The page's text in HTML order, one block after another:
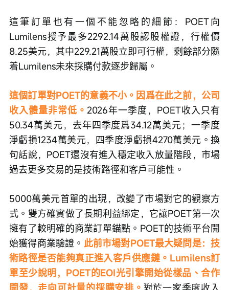
這筆訂單也有一個不能忽略的細節：POET向
Lumilens授予最多2292.14萬股認股權證，行權價
8.25美元，其中229.21萬股立即可行權，剩餘部分隨
着Lumilens未來採購付款逐步歸屬。
這個訂單對POET的意義不小。因爲在此之前，公司
收入體量非常低。 2026年一季度，POET收入只有
50.34萬美元，去年四季度爲34.12萬美元；一季度
淨虧損1234萬美元，四季度淨虧損4270萬美元。換
句話說，POET還沒有進入穩定收入放量階段，市場
過去更多交易的是技術路徑和客戶可能性。
5000萬美元首單的出現，改變了市場對它的觀察方
式。雙方確實做了長期利益綁定，它讓POET第一次
擁有了較明確的商業訂單錨點。POET的技術平台開
始獲得商業驗證。 此前市場對POET最大疑問是：技
術路徑是否能夠真正進入客戶供應鏈。Lumilens訂
單至少說明，POET的EOI光引擎開始從樣品、合作